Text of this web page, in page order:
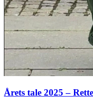
Årets tale 2025 –